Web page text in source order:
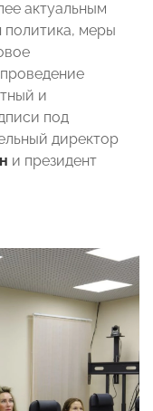
актуальным
политика, меры
и
под
директор
и президент